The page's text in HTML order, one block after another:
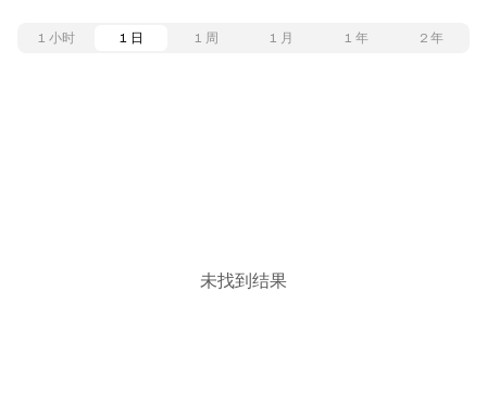
1 小时 1 日 1 周 1 月 1 年 2 年
未找到结果